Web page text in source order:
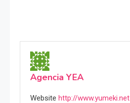
Agencia YEA
Website http://www.yumeki.net